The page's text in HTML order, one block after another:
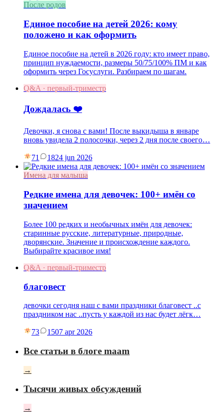
После родов
Единое пособие на детей 2026: кому
положено и как оформить
Единое пособие на детей в 2026 году: кто имеет право,
принцип нуждаемости, размеры 50/75/100% ПМ и как
оформить через Госуслуги. Разбираем по шагам.
Q&A · первый-триместр
Дождалась ❤️
Девочки, я снова с вами! После выкидыша в январе
вновь увидела 2 полосочки, через 2 дня после своего…
71 1824 jun 2026
Имена для малыша
Редкие имена для девочек: 100+ имён со
значением
Более 100 редких и необычных имён для девочек:
старинные русские, литературные, природные,
дворянские. Значение и происхождение каждого.
Выбирайте красивое имя!
Q&A · первый-триместр
благовест
девочки сегодня наш с вами праздники благовест ..с
праздником нас ..пусть у каждой из нас будет лёгк…
73 1507 apr 2026
Все статьи в блоге maam
→
Тысячи живых обсуждений
→